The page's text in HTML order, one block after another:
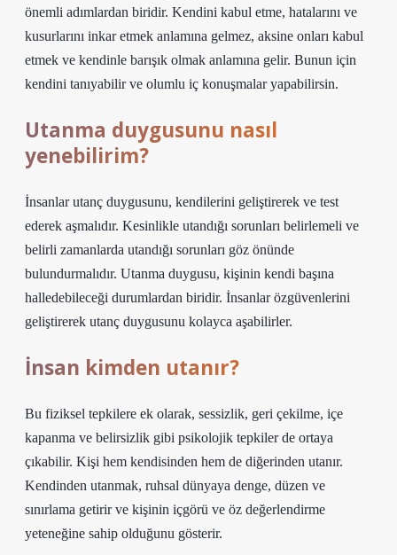
önemli adımlardan biridir. Kendini kabul etme, hatalarını ve
kusurlarını inkar etmek anlamına gelmez, aksine onları kabul
etmek ve kendinle barışık olmak anlamına gelir. Bunun için
kendini tanıyabilir ve olumlu iç konuşmalar yapabilirsin.
Utanma duygusunu nasıl
yenebilirim?
İnsanlar utanç duygusunu, kendilerini geliştirerek ve test
ederek aşmalıdır. Kesinlikle utandığı sorunları belirlemeli ve
belirli zamanlarda utandığı sorunları göz önünde
bulundurmalıdır. Utanma duygusu, kişinin kendi başına
halledebileceği durumlardan biridir. İnsanlar özgüvenlerini
geliştirerek utanç duygusunu kolayca aşabilirler.
İnsan kimden utanır?
Bu fiziksel tepkilere ek olarak, sessizlik, geri çekilme, içe
kapanma ve belirsizlik gibi psikolojik tepkiler de ortaya
çıkabilir. Kişi hem kendisinden hem de diğerinden utanır.
Kendinden utanmak, ruhsal dünyaya denge, düzen ve
sınırlama getirir ve kişinin içgörü ve öz değerlendirme
yeteneğine sahip olduğunu gösterir.